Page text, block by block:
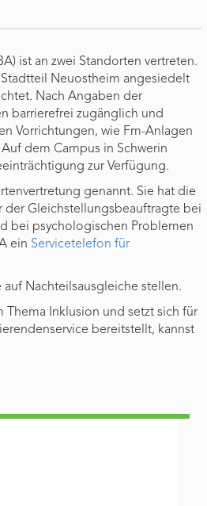
ist an zwei Standorten vertreten.
Neuostheim angesiedelt
Nach Angaben der
barrierefrei zugänglich und
Vorrichtungen, wie Fm-Anlagen
dem Campus in Schwerin
zur Verfügung.
genannt. Sie hat die
Gleichstellungsbeauftragte bei
bei psychologischen Problemen
ein Servicetelefon für
auf Nachteilsausgleiche stellen.
Thema Inklusion und setzt sich für
bereitstellt, kannst